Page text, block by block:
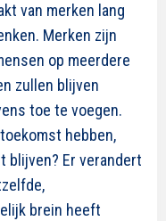
van merken lang
Merken zijn
op meerdere
zullen blijven
toe te voegen.
hebben,
blijven? Er verandert
brein heeft